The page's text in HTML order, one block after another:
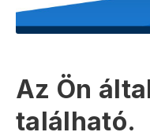
Az Ön
található.